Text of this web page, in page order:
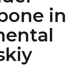
in